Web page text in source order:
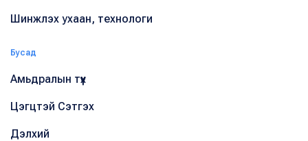
Шинжлэх ухаан, технологи
Бусад
Амьдралын түүх
Цэгцтэй Сэтгэх
Дэлхий